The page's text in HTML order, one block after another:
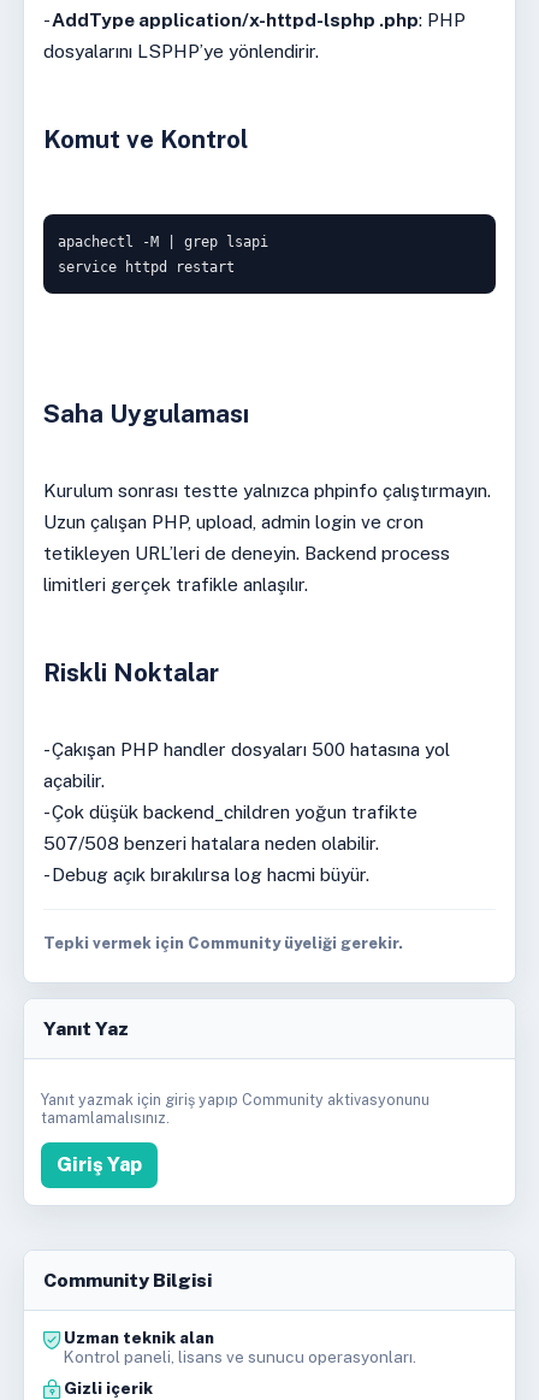
-AddType application/x-httpd-lsphp .php: PHP
dosyalarını LSPHP’ye yönlendirir.
Komut ve Kontrol
apachectl -M | grep lsapi
service httpd restart
Saha Uygulaması
Kurulum sonrası testte yalnızca phpinfo çalıştırmayın.
Uzun çalışan PHP, upload, admin login ve cron
tetikleyen URL’leri de deneyin. Backend process
limitleri gerçek trafikle anlaşılır.
Riskli Noktalar
- Çakışan PHP handler dosyaları 500 hatasına yol
açabilir.
- Çok düşük backend_children yoğun trafikte
507/508 benzeri hatalara neden olabilir.
- Debug açık bırakılırsa log hacmi büyür.
Tepki vermek için Community üyeliği gerekir.
Yanıt Yaz
Yanıt yazmak için giriş yapıp Community aktivasyonunu
tamamlamalısınız.
Giriş Yap
Community Bilgisi
Uzman teknik alan
Kontrol paneli, lisans ve sunucu operasyonları.
Gizli içerik